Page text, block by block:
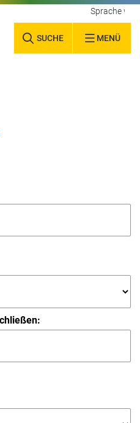
SUCHE MENÜ
Sprache